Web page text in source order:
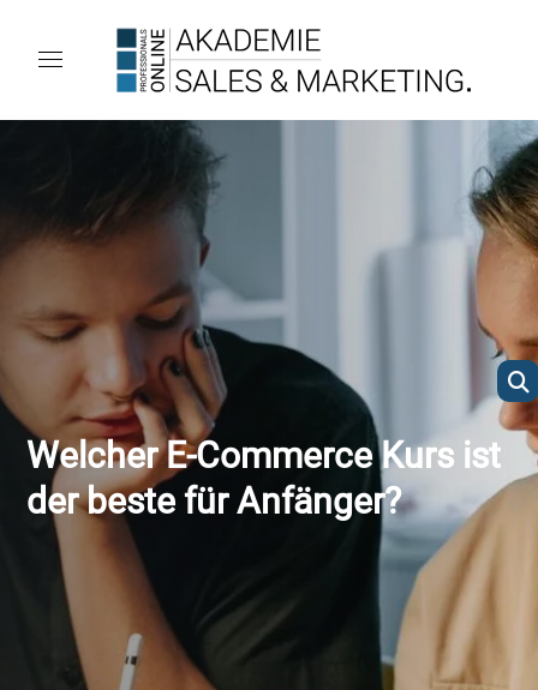
Welcher E-Commerce Kurs ist
der beste für Anfänger?